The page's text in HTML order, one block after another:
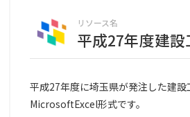
リソース名
平成27年度建
平成27年度に埼玉県が発注した建設
MicrosoftExcel形式です。